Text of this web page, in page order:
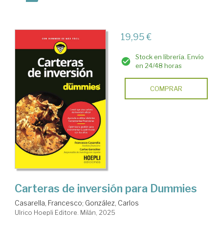
19,95 €
Stock en librería. Envío
en 24/48 horas
COMPRAR
Carteras de inversión para Dummies
Casarella, Francesco; González, Carlos
Ulrico Hoepli Editore. Milán, 2025